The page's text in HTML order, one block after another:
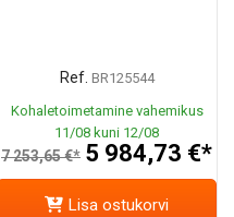
Ref. BR125544
Kohaletoimetamine vahemikus
11/08 kuni 12/08
7 253,65 €* 5 984,73 €*
Lisa ostukorvi